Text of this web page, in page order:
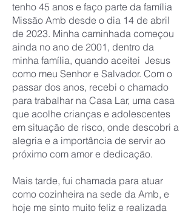
tenho 45 anos e faço parte da família
Missão Amb desde o dia 14 de abril
de 2023. Minha caminhada começou
ainda no ano de 2001, dentro da
minha família, quando aceitei Jesus
como meu Senhor e Salvador. Com o
passar dos anos, recebi o chamado
para trabalhar na Casa Lar, uma casa
que acolhe crianças e adolescentes
em situação de risco, onde descobri a
alegria e a importância de servir ao
próximo com amor e dedicação.
Mais tarde, fui chamada para atuar
como cozinheira na sede da Amb, e
hoje me sinto muito feliz e realizada